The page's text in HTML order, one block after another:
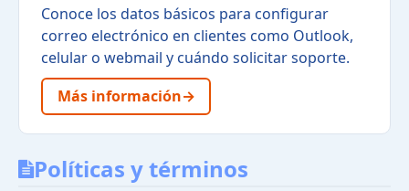
Conoce los datos básicos para configurar
correo electrónico en clientes como Outlook,
celular o webmail y cuándo solicitar soporte.
Más información→
Políticas y términos